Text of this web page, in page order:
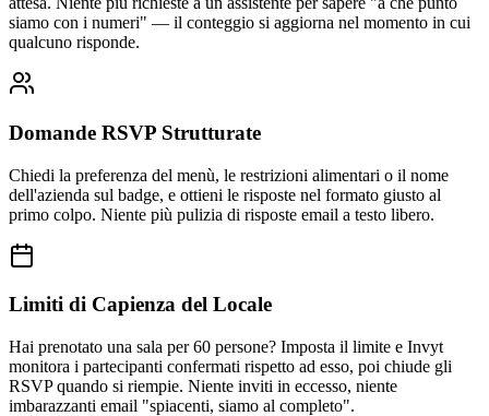
siamo con i numeri" — il conteggio si aggiorna nel momento in cui
qualcuno risponde.
Domande RSVP Strutturate
Chiedi la preferenza del menù, le restrizioni alimentari o il nome
dell'azienda sul badge, e ottieni le risposte nel formato giusto al
primo colpo. Niente più pulizia di risposte email a testo libero.
Limiti di Capienza del Locale
Hai prenotato una sala per 60 persone? Imposta il limite e Invyt
monitora i partecipanti confermati rispetto ad esso, poi chiude gli
RSVP quando si riempie. Niente inviti in eccesso, niente
imbarazzanti email "spiacenti, siamo al completo".